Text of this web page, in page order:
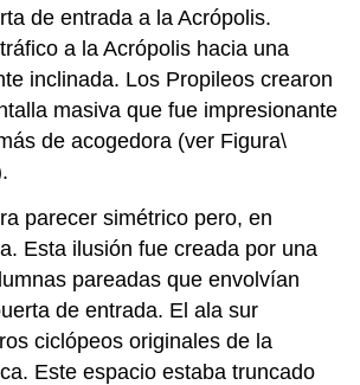
de entrada a la Acrópolis.
a la Acrópolis hacia una
inclinada. Los Propileos crearon
masiva que fue impresionante
de acogedora (ver Figura\
parecer simétrico pero, en
Esta ilusión fue creada por una
pareadas que envolvían
de entrada. El ala sur
ciclópeos originales de la
Este espacio estaba truncado